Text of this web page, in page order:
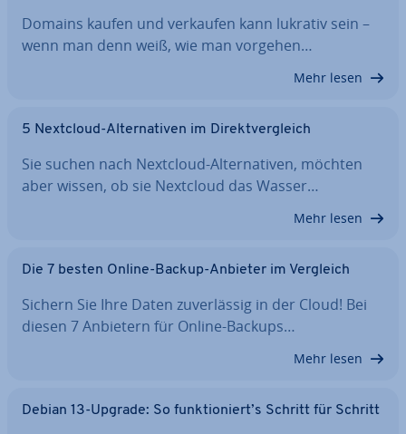
Domains kaufen und verkaufen kann lukrativ sein –
wenn man denn weiß, wie man vorgehen…
Mehr lesen
5 Nextcloud-Al­ter­na­ti­ven im Di­rekt­ver­gleich
Sie suchen nach Nextcloud-Al­ter­na­ti­ven, möchten
aber wissen, ob sie Nextcloud das Wasser…
Mehr lesen
Die 7 besten Online-Backup-Anbieter im Vergleich
Sichern Sie Ihre Daten zu­ver­läs­sig in der Cloud! Bei
diesen 7 Anbietern für Online-Backups…
Mehr lesen
Debian 13-Upgrade: So funk­tio­niert’s Schritt für Schritt